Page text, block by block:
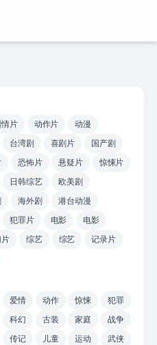
片 动作片
动漫
台湾剧 喜剧片
国产剧
恐怖片 悬疑片
惊悚片
日韩综艺
欧美剧
海外剧
港台动漫
犯罪片 电影
电影
综艺 综艺
记录片
爱情 动作 惊悚
犯罪
科幻 古装 家庭
战争
传记 儿童 运动
武侠